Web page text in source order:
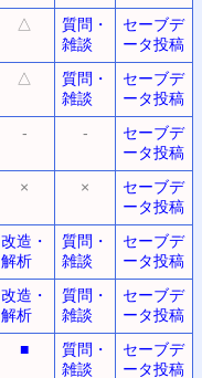
△
質問・
雑談
セーブデ
ータ投稿
△
質問・
雑談
セーブデ
ータ投稿
- -
セーブデ
ータ投稿
× ×
セーブデ
ータ投稿
改造・
解析
質問・
雑談
セーブデ
ータ投稿
改造・
解析
質問・
雑談
セーブデ
ータ投稿
■
質問・
雑談
セーブデ
ータ投稿